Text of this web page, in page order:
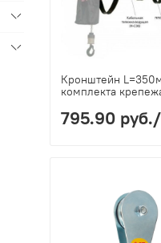
Кронштейн
комплекта
795.90 руб.